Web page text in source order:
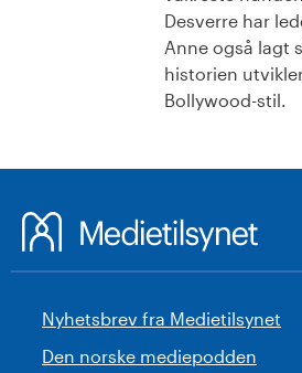
Desverre har
Anne også lagt
historien
Bollywood-stil.
Nyhetsbrev fra Medietilsynet
Den norske mediepodden